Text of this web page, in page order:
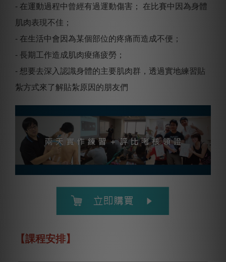
- 在運動過程中曾經有過運動傷害； 在比賽中因為身體
肌肉表現不佳；
- 在生活中會因為某個部位的疼痛而造成不便；
- 長期工作造成肌肉痠痛疲勞；
- 想要去深入認識身體的主要肌肉群，透過實地練習貼
紮方式來了解貼紮原因的朋友們
【課程安排】